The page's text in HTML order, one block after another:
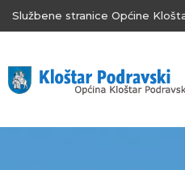
Službene stranice Općine